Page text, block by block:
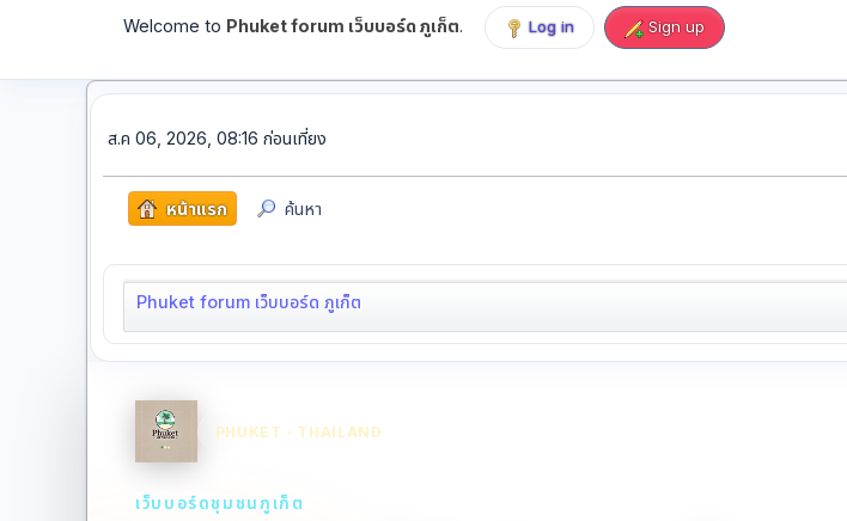
Welcome to Phuket forum เว็บบอร์ด ภูเก็ต. Log in Sign up
ส.ค 06, 2026, 08:16 ก่อนเที่ยง
หน้าแรก ค้นหา
Phuket forum เว็บบอร์ด ภูเก็ต
PHUKET · THAILAND
เว็บบอร์ดชุมชนภูเก็ต